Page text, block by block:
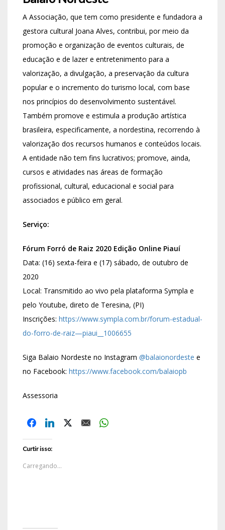
A Associação, que tem como presidente e fundadora a
gestora cultural Joana Alves, contribui, por meio da
promoção e organização de eventos culturais, de
educação e de lazer e entretenimento para a
valorização, a divulgação, a preservação da cultura
popular e o incremento do turismo local, com base
nos princípios do desenvolvimento sustentável.
Também promove e estimula a produção artística
brasileira, especificamente, a nordestina, recorrendo à
valorização dos recursos humanos e conteúdos locais.
A entidade não tem fins lucrativos; promove, ainda,
cursos e atividades nas áreas de formação
profissional, cultural, educacional e social para
associados e público em geral.
Serviço:
Fórum Forró de Raiz 2020 Edição Online Piauí
Data: (16) sexta-feira e (17) sábado, de outubro de
2020
Local: Transmitido ao vivo pela plataforma Sympla e
pelo Youtube, direto de Teresina, (PI)
Inscrições: https://www.sympla.com.br/forum-estadual-
do-forro-de-raiz—piaui__1006655
Siga Balaio Nordeste no Instagram @balaionordeste e
no Facebook: https://www.facebook.com/balaiopb
Assessoria
Curtir isso:
Carregando...